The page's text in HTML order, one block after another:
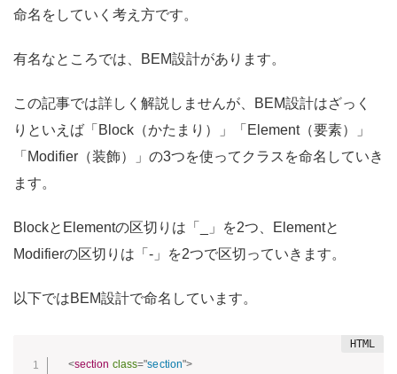
命名をしていく考え方です。
有名なところでは、BEM設計があります。
この記事では詳しく解説しませんが、BEM設計はざっく
りといえば「Block（かたまり）」「Element（要素）」
「Modifier（装飾）」の3つを使ってクラスを命名していき
ます。
BlockとElementの区切りは「_」を2つ、Elementと
Modifierの区切りは「-」を2つで区切っていきます。
以下ではBEM設計で命名しています。
<section class="section">